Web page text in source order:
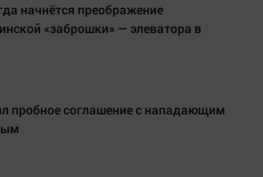
начнётся преображение
«заброшки» — элеватора в
пробное соглашение с нападающим